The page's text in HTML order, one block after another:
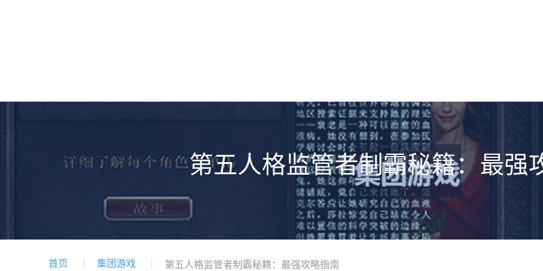
第五人格监管者制霸秘籍：最强
首页 集团游戏 第五人格监管者制霸秘籍：最强攻略指南